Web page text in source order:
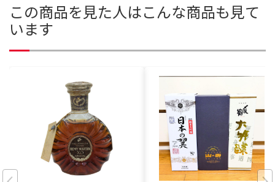
この商品を見た人はこんな商品も見て
います